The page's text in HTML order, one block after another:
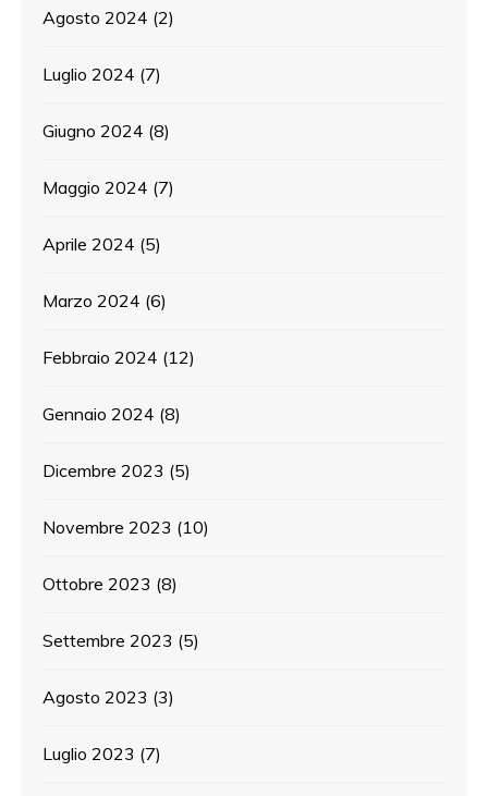
Agosto 2024 (2)
Luglio 2024 (7)
Giugno 2024 (8)
Maggio 2024 (7)
Aprile 2024 (5)
Marzo 2024 (6)
Febbraio 2024 (12)
Gennaio 2024 (8)
Dicembre 2023 (5)
Novembre 2023 (10)
Ottobre 2023 (8)
Settembre 2023 (5)
Agosto 2023 (3)
Luglio 2023 (7)